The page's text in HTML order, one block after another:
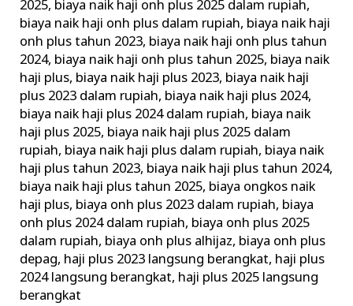
2025, biaya naik haji onh plus 2025 dalam rupiah,
biaya naik haji onh plus dalam rupiah, biaya naik haji
onh plus tahun 2023, biaya naik haji onh plus tahun
2024, biaya naik haji onh plus tahun 2025, biaya naik
haji plus, biaya naik haji plus 2023, biaya naik haji
plus 2023 dalam rupiah, biaya naik haji plus 2024,
biaya naik haji plus 2024 dalam rupiah, biaya naik
haji plus 2025, biaya naik haji plus 2025 dalam
rupiah, biaya naik haji plus dalam rupiah, biaya naik
haji plus tahun 2023, biaya naik haji plus tahun 2024,
biaya naik haji plus tahun 2025, biaya ongkos naik
haji plus, biaya onh plus 2023 dalam rupiah, biaya
onh plus 2024 dalam rupiah, biaya onh plus 2025
dalam rupiah, biaya onh plus alhijaz, biaya onh plus
depag, haji plus 2023 langsung berangkat, haji plus
2024 langsung berangkat, haji plus 2025 langsung
berangkat